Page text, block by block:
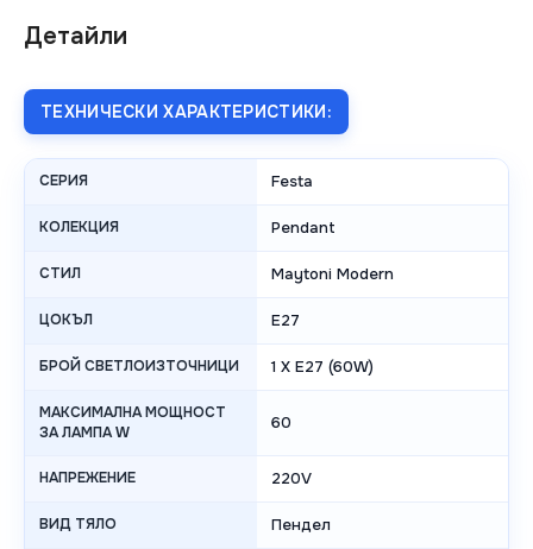
Детайли
ТЕХНИЧЕСКИ ХАРАКТЕРИСТИКИ:
СЕРИЯ Festa
КОЛЕКЦИЯ Pendant
СТИЛ Maytoni Modern
ЦОКЪЛ E27
БРОЙ СВЕТЛОИЗТОЧНИЦИ 1 X E27 (60W)
МАКСИМАЛНА МОЩНОСТ
ЗА ЛАМПА W
60
НАПРЕЖЕНИЕ 220V
ВИД ТЯЛО Пендел